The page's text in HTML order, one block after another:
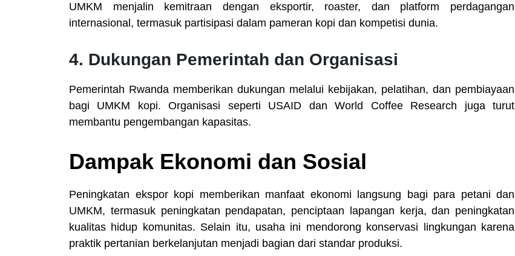
UMKM menjalin kemitraan dengan eksportir, roaster, dan platform perdagangan
internasional, termasuk partisipasi dalam pameran kopi dan kompetisi dunia.
4. Dukungan Pemerintah dan Organisasi
Pemerintah Rwanda memberikan dukungan melalui kebijakan, pelatihan, dan pembiayaan
bagi UMKM kopi. Organisasi seperti USAID dan World Coffee Research juga turut
membantu pengembangan kapasitas.
Dampak Ekonomi dan Sosial
Peningkatan ekspor kopi memberikan manfaat ekonomi langsung bagi para petani dan
UMKM, termasuk peningkatan pendapatan, penciptaan lapangan kerja, dan peningkatan
kualitas hidup komunitas. Selain itu, usaha ini mendorong konservasi lingkungan karena
praktik pertanian berkelanjutan menjadi bagian dari standar produksi.